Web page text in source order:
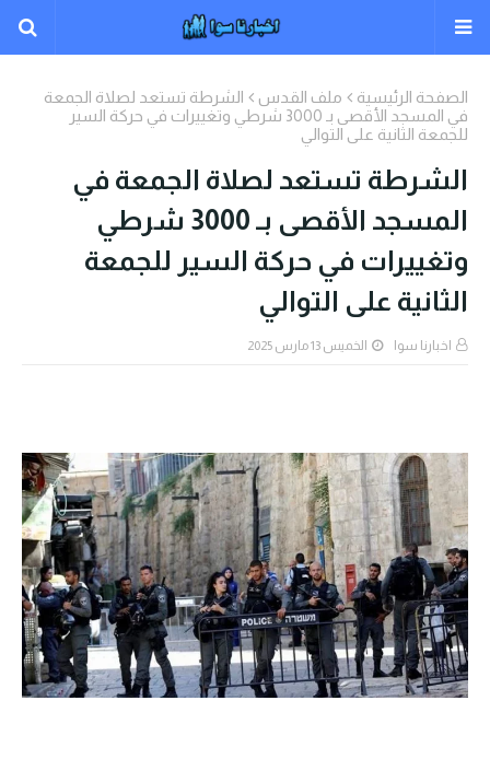
الصفحة الرئيسية ملف القدس
الشرطة تستعد لصلاة الجمعة
في المسجد الأقصى بـ 3000 شرطي وتغييرات في حركة السير
للجمعة الثانية على التوالي
الشرطة تستعد لصلاة الجمعة في
المسجد الأقصى بـ 3000 شرطي
وتغييرات في حركة السير للجمعة
الثانية على التوالي
اخبارنا سوا الخميس 13 مارس 2025